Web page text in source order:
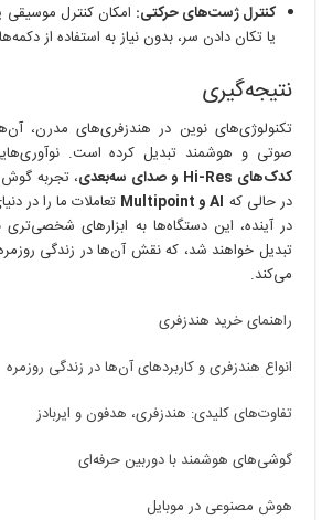
کنترل ژست‌های حرکتی: امکان کنترل
یا تکان دادن سر، بدون نیاز به استفاده از
نتیجه‌گیری
تکنولوژی‌های نوین در هندزفری‌های مدرن،
صوتی و هوشمند تبدیل کرده است.
کدک‌های Hi-Res و صدای سه‌بعدی
، تجربه گوش
در حالی که AI و Multipoint
تعاملات ما را در
در آینده، این دستگاه‌ها به ابزارهای شخصی‌تری
تبدیل خواهند شد، که نقش آن‌ها در زندگی
می‌کند.
راهنمای خرید هندزفری
انواع هندزفری و کاربردهای آن‌ها در زندگی روزمره
تفاوت‌های کلیدی: هندزفری، هدفون و ایربادز
گوشی‌های هوشمند با دوربین حرفه‌ای
هوش مصنوعی در موبایل